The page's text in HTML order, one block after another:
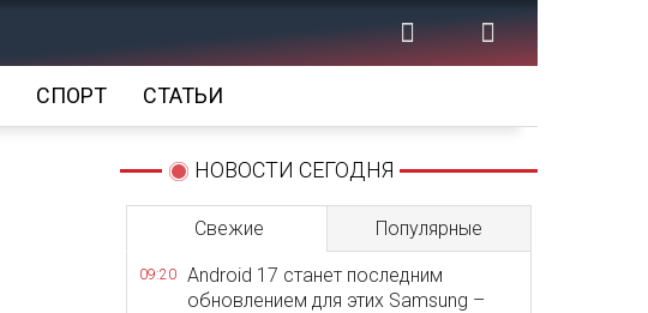
СПОРТ СТАТЬИ
НОВОСТИ СЕГОДНЯ
Свежие Популярные
09:20
Android 17 станет последним
обновлением для этих Samsung –